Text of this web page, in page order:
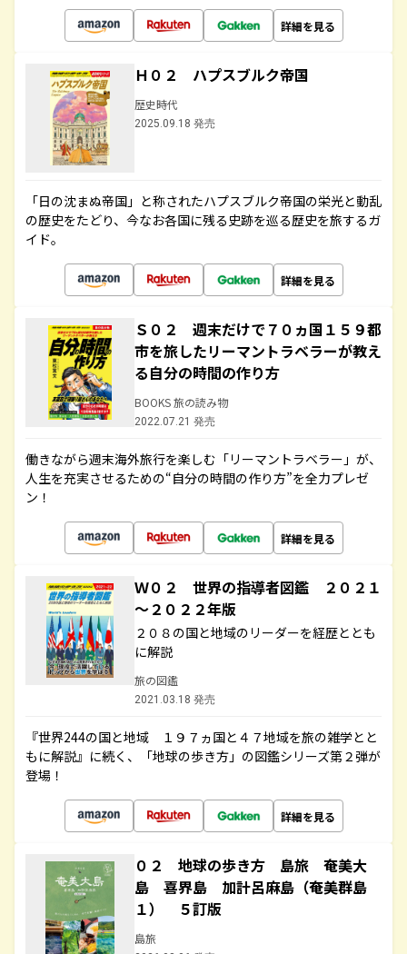
詳細を見る
Ｈ０２ ハプスブルク帝国
歴史時代
2025.09.18 発売
「日の沈まぬ帝国」と称されたハプスブルク帝国の栄光と動乱
の歴史をたどり、今なお各国に残る史跡を巡る歴史を旅するガ
イド。
詳細を見る
Ｓ０２ 週末だけで７０ヵ国１５９都
市を旅したリーマントラベラーが教え
る自分の時間の作り方
BOOKS 旅の読み物
2022.07.21 発売
働きながら週末海外旅行を楽しむ「リーマントラベラー」が、
人生を充実させるための“自分の時間の作り方”を全力プレゼ
ン！
詳細を見る
Ｗ０２ 世界の指導者図鑑 ２０２１
～２０２２年版
２０８の国と地域のリーダーを経歴ととも
に解説
旅の図鑑
2021.03.18 発売
『世界244の国と地域 １９７ヵ国と４７地域を旅の雑学とと
もに解説』に続く、「地球の歩き方」の図鑑シリーズ第２弾が
登場！
詳細を見る
０２ 地球の歩き方 島旅 奄美大
島 喜界島 加計呂麻島（奄美群島
１） ５訂版
島旅